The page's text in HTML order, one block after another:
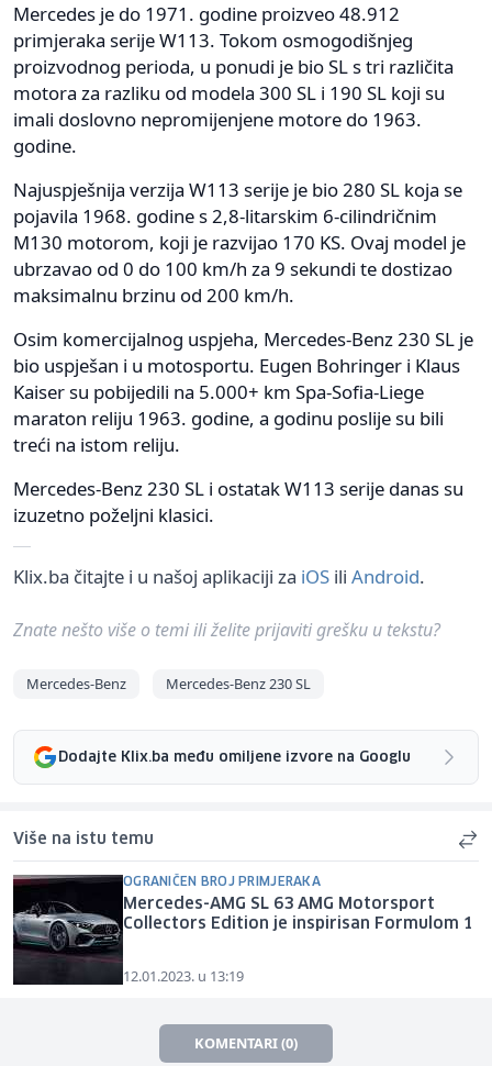
Mercedes je do 1971. godine proizveo 48.912
primjeraka serije W113. Tokom osmogodišnjeg
proizvodnog perioda, u ponudi je bio SL s tri različita
motora za razliku od modela 300 SL i 190 SL koji su
imali doslovno nepromijenjene motore do 1963.
godine.
Najuspješnija verzija W113 serije je bio 280 SL koja se
pojavila 1968. godine s 2,8-litarskim 6-cilindričnim
M130 motorom, koji je razvijao 170 KS. Ovaj model je
ubrzavao od 0 do 100 km/h za 9 sekundi te dostizao
maksimalnu brzinu od 200 km/h.
Osim komercijalnog uspjeha, Mercedes-Benz 230 SL je
bio uspješan i u motosportu. Eugen Bohringer i Klaus
Kaiser su pobijedili na 5.000+ km Spa-Sofia-Liege
maraton reliju 1963. godine, a godinu poslije su bili
treći na istom reliju.
Mercedes-Benz 230 SL i ostatak W113 serije danas su
izuzetno poželjni klasici.
Klix.ba čitajte i u našoj aplikaciji za iOS ili Android.
Znate nešto više o temi ili želite prijaviti grešku u tekstu?
Mercedes-Benz Mercedes-Benz 230 SL
Dodajte Klix.ba među omiljene izvore na Googlu
Više na istu temu
OGRANIČEN BROJ PRIMJERAKA
Mercedes-AMG SL 63 AMG Motorsport
Collectors Edition je inspirisan Formulom 1
12.01.2023. u 13:19
KOMENTARI (0)